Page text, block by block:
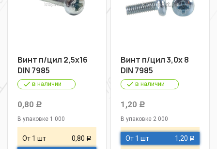
Винт п/цил 2,5х16
DIN 7985
в наличии
0,80 Р
В упаковке 1 000
От 1 шт 0,80 Р
Винт п/цил 3,0х 8
DIN 7985
в наличии
1,20 Р
В упаковке 2 000
От 1 шт 1,20 Р